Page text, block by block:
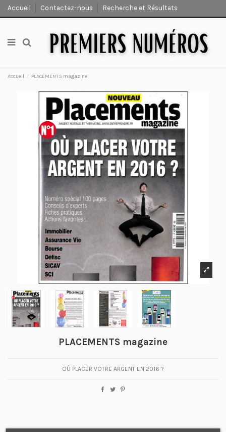
Accueil Contactez-nous Recherche et Résultats
Accueil PLACEMENTS magazine
PLACEMENTS magazine
OÙ PLACER VOTRE ARGENT EN 2016 ?